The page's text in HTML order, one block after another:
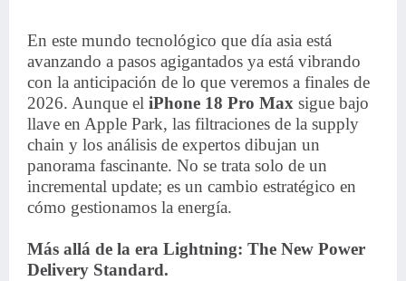
En este mundo tecnológico que día asia está
avanzando a pasos agigantados ya está vibrando
con la anticipación de lo que veremos a finales de
2026. Aunque el iPhone 18 Pro Max sigue bajo
llave en Apple Park, las filtraciones de la supply
chain y los análisis de expertos dibujan un
panorama fascinante. No se trata solo de un
incremental update; es un cambio estratégico en
cómo gestionamos la energía.
Más allá de la era Lightning: The New Power
Delivery Standard.